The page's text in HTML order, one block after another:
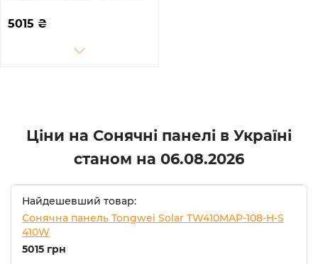
5015 ₴
Ціни на Сонячні панелі в Україні
станом на 06.08.2026
Найдешевший товар:
Сонячна панель Tongwei Solar TW410MAP-108-H-S
410W
5015 грн